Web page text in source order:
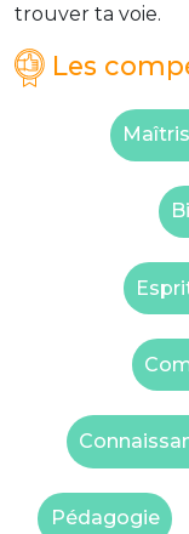
trouver ta voie.
Les
Pédagogie